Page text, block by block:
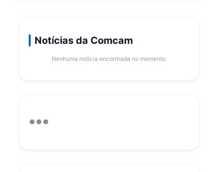
Notícias da Comcam
Nenhuma notícia encontrada no momento.